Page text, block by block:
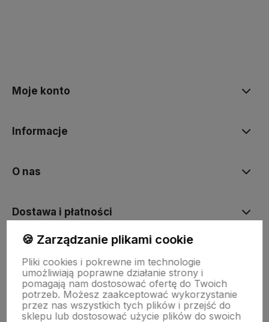
Moje konto
Informacje
O nas
Dostawa i płatności
Obsługa hurtowa
🍪 Zarządzanie plikami cookie
Pliki cookies i pokrewne im technologie
umożliwiają poprawne działanie strony i
pomagają nam dostosować ofertę do Twoich
potrzeb. Możesz zaakceptować wykorzystanie
przez nas wszystkich tych plików i przejść do
sklepu lub dostosować użycie plików do swoich